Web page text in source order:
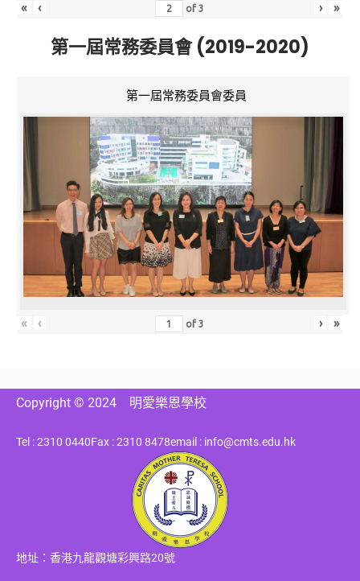
« ‹ of3 › »
第一屆常務委員會 (2019-2020)
第一屆常務委員會委員
« ‹ of3 › »
Copyright © 2024 明愛樂恩學校
Tel : 2310 0440Fax : 2310 8478email : info@cmts.edu.hk
地址：香港九龍觀塘彩興路20號